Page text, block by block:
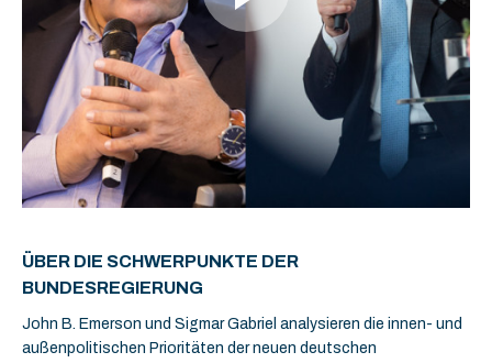
ÜBER DIE SCHWERPUNKTE DER
BUNDESREGIERUNG
John B. Emerson und Sigmar Gabriel analysieren die innen- und
außenpolitischen Prioritäten der neuen deutschen